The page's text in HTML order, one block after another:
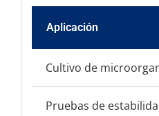
Aplicación
Cultivo de
Pruebas de